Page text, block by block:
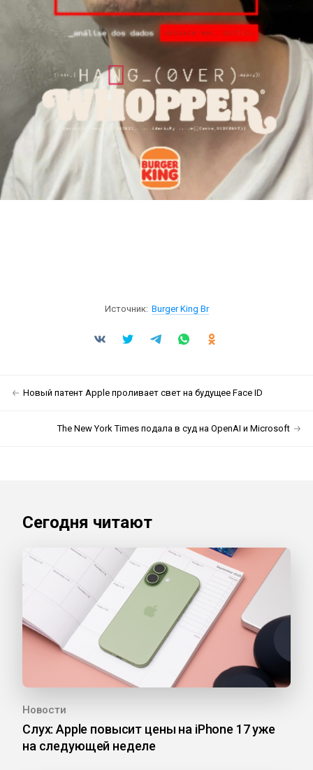
Источник: Burger King Br
Новый патент Apple проливает свет на будущее Face ID
The New York Times подала в суд на OpenAI и Microsoft
Сегодня читают
Новости
Слух: Apple повысит цены на iPhone 17 уже
на следующей неделе